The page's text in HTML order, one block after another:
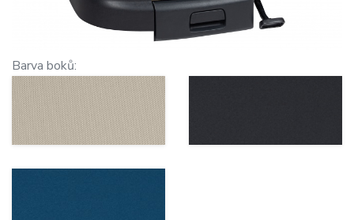
Barva boků: